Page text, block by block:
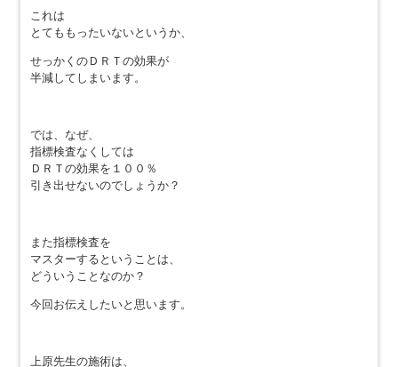
これは
とてももったいないというか、
せっかくのＤＲＴの効果が
半減してしまいます。
では、なぜ、
指標検査なくしては
ＤＲＴの効果を１００％
引き出せないのでしょうか？
また指標検査を
マスターするということは、
どういうことなのか？
今回お伝えしたいと思います。
上原先生の施術は、